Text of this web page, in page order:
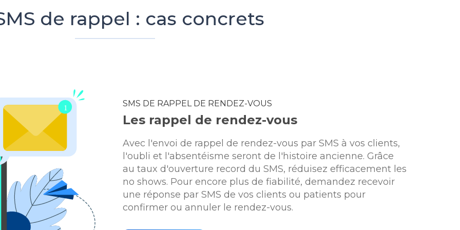
de rappel : cas concrets
SMS DE RAPPEL DE RENDEZ-VOUS
Les rappel de rendez-vous
Avec l'envoi de rappel de rendez-vous par SMS à vos clients,
l'oubli et l'absentéisme seront de l'histoire ancienne. Grâce
au taux d'ouverture record du SMS, réduisez efficacement les
no shows. Pour encore plus de fiabilité, demandez recevoir
une réponse par SMS de vos clients ou patients pour
confirmer ou annuler le rendez-vous.